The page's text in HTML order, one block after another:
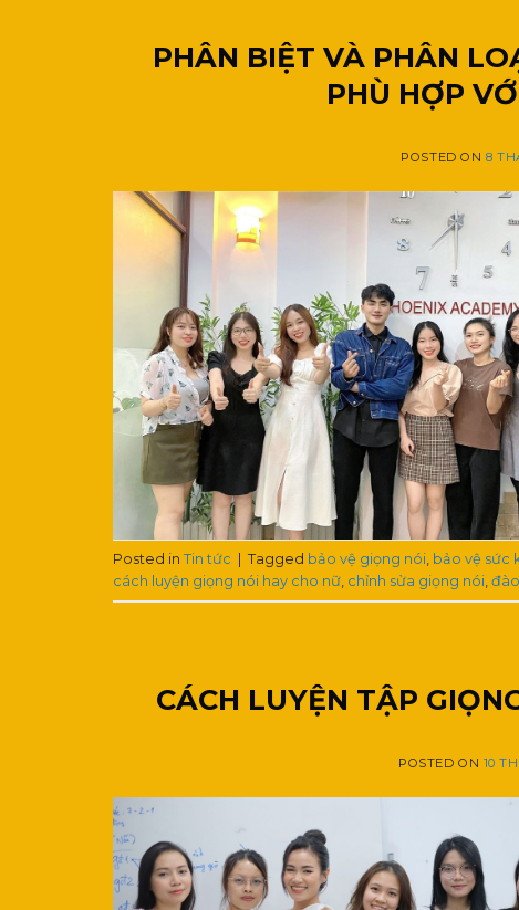
PHÂN BIỆT VÀ PHÂN
PHÙ HỢP
POSTED ON 8
Posted in Tin tức | Tagged bảo vệ giọng nói bảo vệ sức
cách luyện giọng nói hay cho nữ chỉnh sửa giọng nói
CÁCH LUYỆN TẬP
POSTED ON 10